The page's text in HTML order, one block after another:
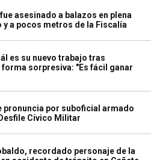
asesinado a balazos en plena
a pocos metros de la Fiscalía
es su nuevo trabajo tras
sorpresiva: "Es fácil ganar
pronuncia por suboficial armado
Cívico Militar
recordado personaje de la